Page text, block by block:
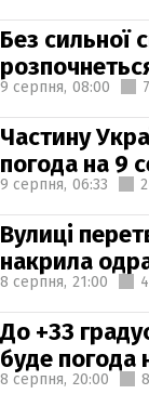
Без сильної
9 серпня, 08:00
Частину
погода на 9
9 серпня, 06:33
Вулиці
накрила
8 серпня, 21:00
До +33
буде
8 серпня, 20:00